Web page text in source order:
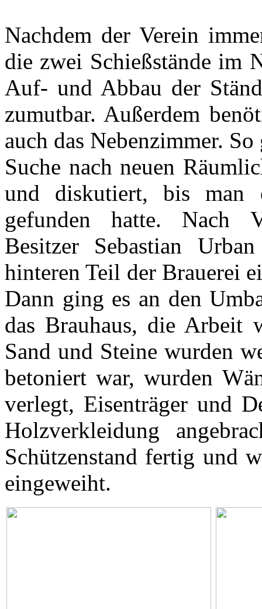
Nachdem der Verein
die zwei Schießstände im
Auf- und Abbau der
zumutbar. Außerdem
auch das Nebenzimmer.
Suche nach neuen
und diskutiert, bis man
gefunden hatte. Nach
Besitzer Sebastian
hinteren Teil der Brauerei
Dann ging es an den
das Brauhaus, die Arbeit
Sand und Steine wurden
betoniert war, wurden
verlegt, Eisenträger und
Holzverkleidung
Schützenstand fertig und
eingeweiht.